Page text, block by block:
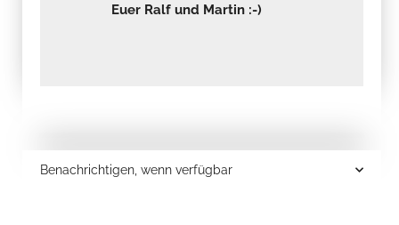
Euer Ralf und Martin :-)
Benachrichtigen, wenn verfügbar